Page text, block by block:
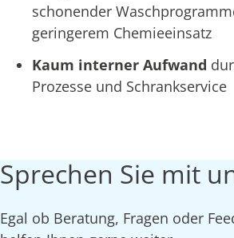
schonender
geringerem Chemieeinsatz
Kaum interner Aufwand
Prozesse und Schrankservice
Sprechen Sie mit
Egal ob Beratung, Fragen oder